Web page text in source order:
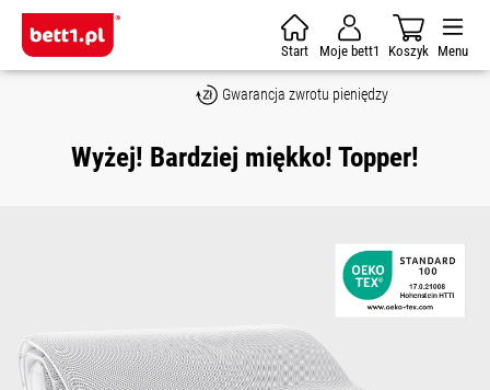
Skip to main content
Start Moje bett1 Koszyk Menu
Gwarancja zwrotu pieniędzy
Wyżej! Bardziej miękko! Topper!